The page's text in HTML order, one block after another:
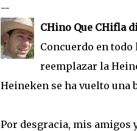
--
CHino Que CHifla
Concuerdo en
reemplazar la
Heineken se ha vuelto una
Por desgracia, mis amigos